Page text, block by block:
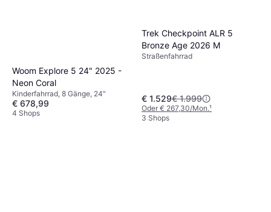
Woom Explore 5 24" 2025 -
Neon Coral
Kinderfahrrad, 8 Gänge, 24"
€ 678,99
4 Shops
Trek Checkpoint ALR 5
Bronze Age 2026 M
Straßenfahrrad
€ 1.529€ 1.999
Oder € 267,30/Mon.¹
3 Shops